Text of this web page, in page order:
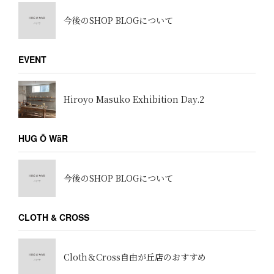
今後のSHOP BLOGについて
EVENT
Hiroyo Masuko Exhibition Day.2
HUG Ō WäR
今後のSHOP BLOGについて
CLOTH & CROSS
Cloth＆Cross自由が丘店のおすすめ